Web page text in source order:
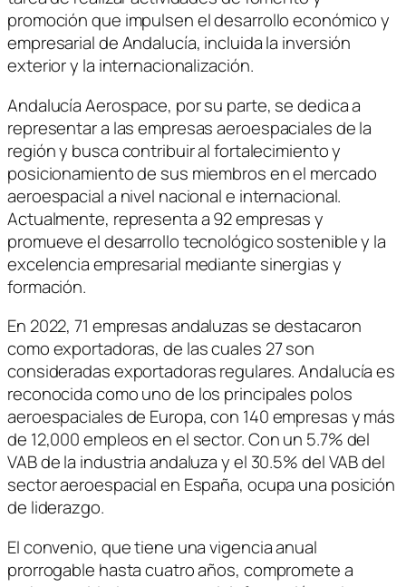
promoción que impulsen el desarrollo económico y
empresarial de Andalucía, incluida la inversión
exterior y la internacionalización.
Andalucía Aerospace, por su parte, se dedica a
representar a las empresas aeroespaciales de la
región y busca contribuir al fortalecimiento y
posicionamiento de sus miembros en el mercado
aeroespacial a nivel nacional e internacional.
Actualmente, representa a 92 empresas y
promueve el desarrollo tecnológico sostenible y la
excelencia empresarial mediante sinergias y
formación.
En 2022, 71 empresas andaluzas se destacaron
como exportadoras, de las cuales 27 son
consideradas exportadoras regulares. Andalucía es
reconocida como uno de los principales polos
aeroespaciales de Europa, con 140 empresas y más
de 12,000 empleos en el sector. Con un 5.7% del
VAB de la industria andaluza y el 30.5% del VAB del
sector aeroespacial en España, ocupa una posición
de liderazgo.
El convenio, que tiene una vigencia anual
prorrogable hasta cuatro años, compromete a